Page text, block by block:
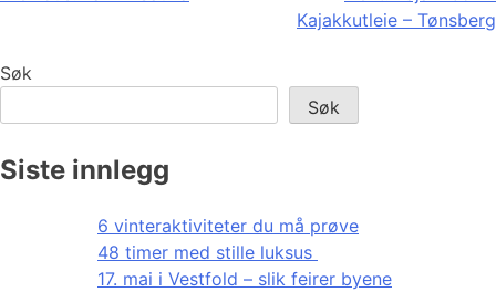
Kajakkutleie – Tønsberg
Søk
Søk
Siste innlegg
6 vinteraktiviteter du må prøve
48 timer med stille luksus
17. mai i Vestfold – slik feirer byene